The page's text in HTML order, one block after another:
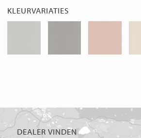
KLEURVARIATIES
DEALER VINDEN